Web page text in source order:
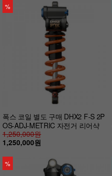
%
폭스 코일 별도 구매 DHX2 F-S 2P
OS-ADJ-METRIC 자전거 리어샥
1,250,000원
1,250,000원
%